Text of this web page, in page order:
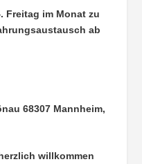
Freitag im Monat zu
ab
68307 Mannheim,
willkommen